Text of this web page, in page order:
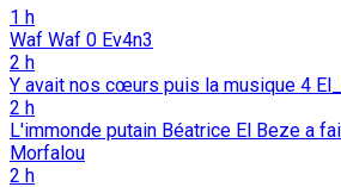
1 h
Waf Waf 0 Ev4n3
2 h
Y avait nos cœurs puis la musique 4
2 h
L'immonde putain Béatrice El Beze a
Morfalou
2 h